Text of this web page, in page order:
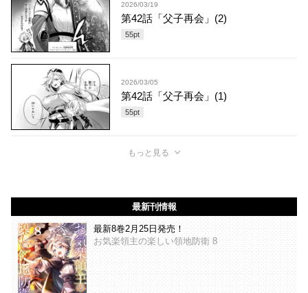
2026/03/19
第42話「父子再会」(2)
55pt
2026/03/05
第42話「父子再会」(1)
55pt
もっと見る
最新刊情報
最新8巻2月25日発売！
お気楽領主の楽しい領地防衛 8